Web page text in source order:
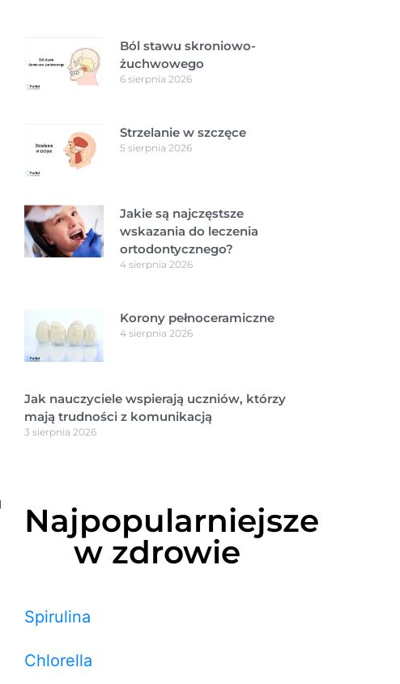
Ból stawu skroniowo-
żuchwowego
6 sierpnia 2026
Strzelanie w szczęce
5 sierpnia 2026
Jakie są najczęstsze
wskazania do leczenia
ortodontycznego?
4 sierpnia 2026
Korony pełnoceramiczne
4 sierpnia 2026
Jak nauczyciele wspierają uczniów, którzy
mają trudności z komunikacją
3 sierpnia 2026
Najpopularniejsze
w zdrowie
Spirulina
Chlorella